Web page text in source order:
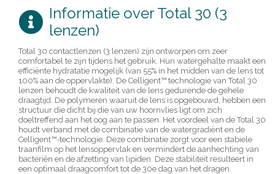
Informatie over Total 30 (3
lenzen)
Total 30 contactlenzen (3 lenzen) zijn ontworpen om zeer
comfortabel te zijn tijdens het gebruik. Hun watergehalte maakt een
efficiënte hydratatie mogelijk (van 55% in het midden van de lens tot
100% aan de oppervlakte). De Celligent™ technologie van Total 30
lenzen behoudt de kwaliteit van de lens gedurende de gehele
draagtijd. De polymeren waaruit de lens is opgebouwd, hebben een
structuur die dicht bij die van uw hoornvlies ligt om zich
doeltreffend aan het oog aan te passen. Het voordeel van de Total 30
houdt verband met de combinatie van de watergradiënt en de
Celligent™-technologie. Deze combinatie zorgt voor een stabiele
traanfilm op het lensoppervlak en vermindert de aanhechting van
bacteriën en de afzetting van lipiden. Deze stabiliteit resulteert in
een optimaal draagcomfort tot de 30e dag van het dragen.